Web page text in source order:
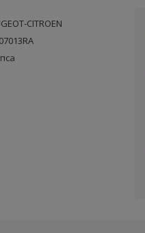
CITROEN